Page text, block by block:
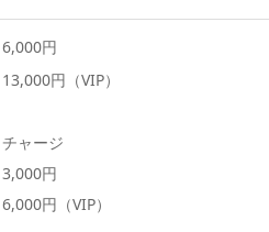
6,000円
13,000円（VIP）
チャージ
3,000円
6,000円（VIP）